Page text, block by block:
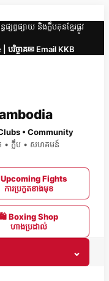
ផ្សាយ និងក្លឹបគុនខ្មែរផ្លូវ
រិច្ចាគ✉ Email KKB
• Community
ត់ • ក្លឹប • សហគមន៍
Upcoming Fights
ការប្រកួតខាងមុខ
🛍 Boxing Shop
ហាងប្រដាល់
⌄